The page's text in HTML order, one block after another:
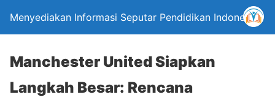
Menyediakan Informasi Seputar Pendidikan Indonesia
Manchester United Siapkan
Langkah Besar: Rencana